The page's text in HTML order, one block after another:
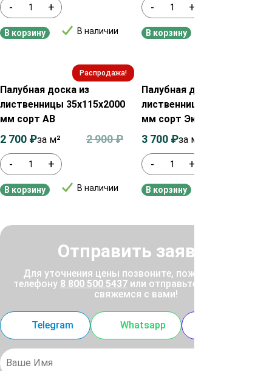
- +
В наличии
В корзину
- +
В корзину
Распродажа!
Палубная доска из
лиственницы 35х115х2000
мм сорт АВ
- +
В наличии
2 900₽
2 700 ₽за м²
В корзину
Палубная доска из
лиственницы 28х90х2000
мм сорт Экстра
- +
3 700 ₽за м²
В корзину
Отправить заявку
Для уточнения цены позвоните, пожалуйста, по
телефону 8 800 500 5437 или отправьте заявку, и мы
свяжемся с вами!
Telegram Whatsapp